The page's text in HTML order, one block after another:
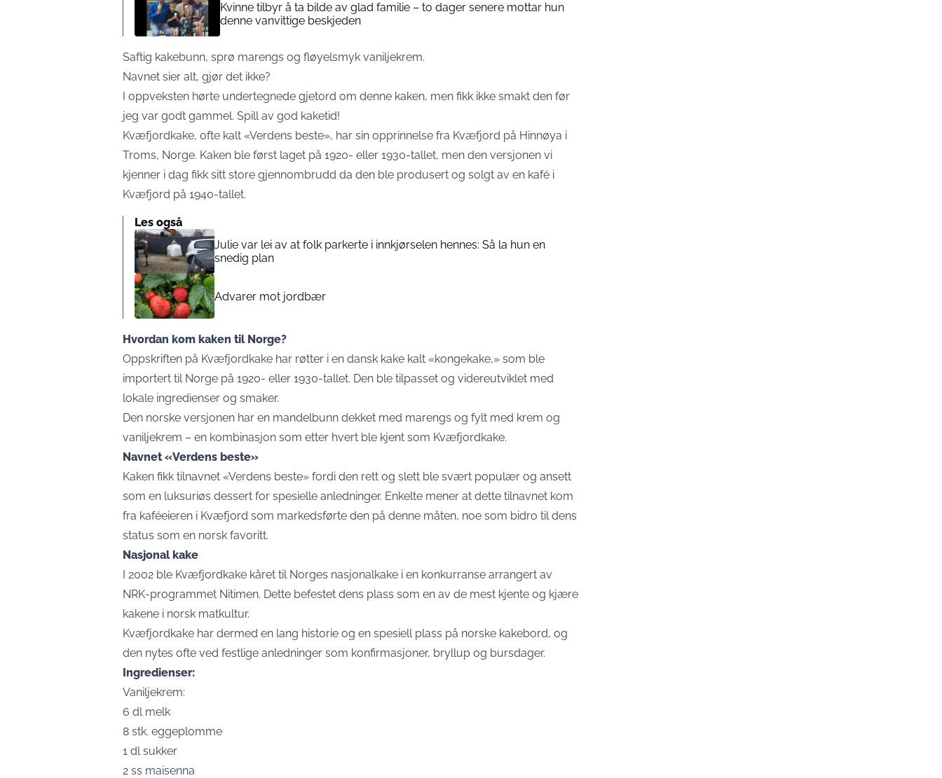
Kvinne tilbyr å ta bilde av glad familie – to dager senere mottar hun
denne vanvittige beskjeden
Saftig kakebunn, sprø marengs og fløyelsmyk vaniljekrem.
Navnet sier alt, gjør det ikke?
I oppveksten hørte undertegnede gjetord om denne kaken, men fikk ikke smakt den før
jeg var godt gammel. Spill av god kaketid!
Kvæfjordkake, ofte kalt «Verdens beste», har sin opprinnelse fra Kvæfjord på Hinnøya i
Troms, Norge. Kaken ble først laget på 1920- eller 1930-tallet, men den versjonen vi
kjenner i dag fikk sitt store gjennombrudd da den ble produsert og solgt av en kafé i
Kvæfjord på 1940-tallet.
Les også
Julie var lei av at folk parkerte i innkjørselen hennes: Så la hun en
snedig plan
Advarer mot jordbær
Hvordan kom kaken til Norge?
Oppskriften på Kvæfjordkake har røtter i en dansk kake kalt «kongekake,» som ble
importert til Norge på 1920- eller 1930-tallet. Den ble tilpasset og videreutviklet med
lokale ingredienser og smaker.
Den norske versjonen har en mandelbunn dekket med marengs og fylt med krem og
vaniljekrem – en kombinasjon som etter hvert ble kjent som Kvæfjordkake.
Navnet «Verdens beste»
Kaken fikk tilnavnet «Verdens beste» fordi den rett og slett ble svært populær og ansett
som en luksuriøs dessert for spesielle anledninger. Enkelte mener at dette tilnavnet kom
fra kaféeieren i Kvæfjord som markedsførte den på denne måten, noe som bidro til dens
status som en norsk favoritt.
Nasjonal kake
I 2002 ble Kvæfjordkake kåret til Norges nasjonalkake i en konkurranse arrangert av
NRK-programmet Nitimen. Dette befestet dens plass som en av de mest kjente og kjære
kakene i norsk matkultur.
Kvæfjordkake har dermed en lang historie og en spesiell plass på norske kakebord, og
den nytes ofte ved festlige anledninger som konfirmasjoner, bryllup og bursdager.
Ingredienser:
Vaniljekrem:
6 dl melk
8 stk. eggeplomme
1 dl sukker
2 ss maisenna